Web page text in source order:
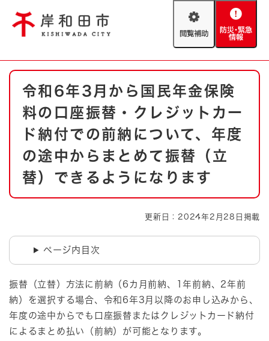
閲
助
防
緊
情
やさしい日本語
文字サイズ 標準 拡大
背景色変更 白 黒 青
とじる
防災・緊急情報 救急・消防
ハザードマップ AED設置箇所
とじる
本
令和6年3月から国民年金保険
料の口座振替・クレジットカー
ド納付での前納について、年度
の途中からまとめて振替（立
替）できるようになります
更新日：2024年2月28日掲載
ページ内目次
振替（立替）方法に前納（6カ月前納、1年前納、2年前
納）を選択する場合、令和6年3月以降のお申し込みから、
年度の途中からでも口座振替またはクレジットカード納付
によるまとめ払い（前納）が可能となります。